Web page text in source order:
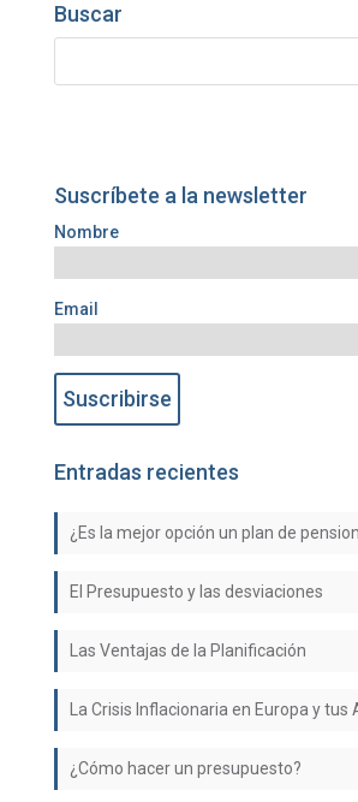
Buscar
Suscríbete a la newsletter
Nombre
Email
Entradas recientes
¿Es la mejor opción un plan de
El Presupuesto y las desviaciones
Las Ventajas de la Planificación
La Crisis Inflacionaria en Europa y tus
¿Cómo hacer un presupuesto?